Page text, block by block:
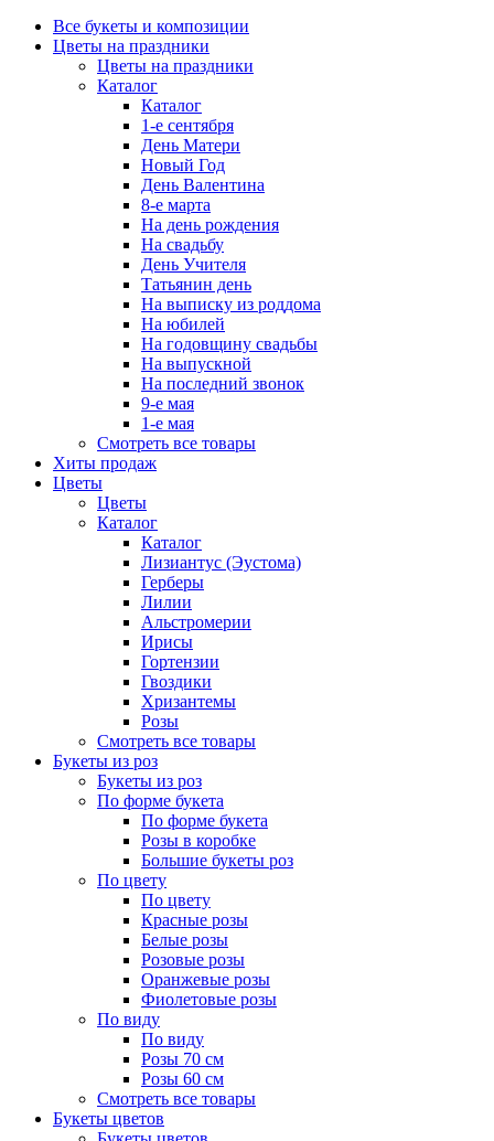
Все букеты и композиции
Цветы на праздники
Цветы на праздники
Каталог
Каталог
1-е сентября
День Матери
Новый Год
День Валентина
8-е марта
На день рождения
На свадьбу
День Учителя
Татьянин день
На выписку из роддома
На юбилей
На годовщину свадьбы
На выпускной
На последний звонок
9-е мая
1-е мая
Смотреть все товары
Хиты продаж
Цветы
Цветы
Каталог
Каталог
Лизиантус (Эустома)
Герберы
Лилии
Альстромерии
Ирисы
Гортензии
Гвоздики
Хризантемы
Розы
Смотреть все товары
Букеты из роз
Букеты из роз
По форме букета
По форме букета
Розы в коробке
Большие букеты роз
По цвету
По цвету
Красные розы
Белые розы
Розовые розы
Оранжевые розы
Фиолетовые розы
По виду
По виду
Розы 70 см
Розы 60 см
Смотреть все товары
Букеты цветов